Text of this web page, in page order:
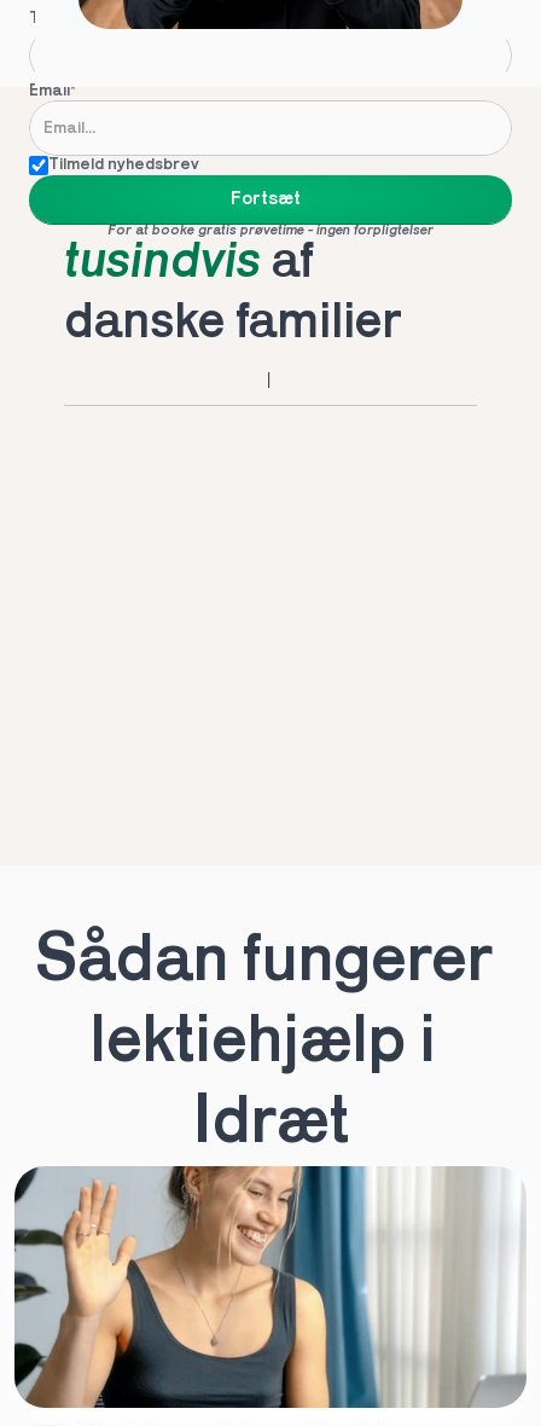
Telefon*
Email*
Tilmeld nyhedsbrev
Fortsæt
For at booke gratis prøvetime - ingen forpligtelser
tusindvis af
danske familier
Sådan fungerer
lektiehjælp i
Idræt